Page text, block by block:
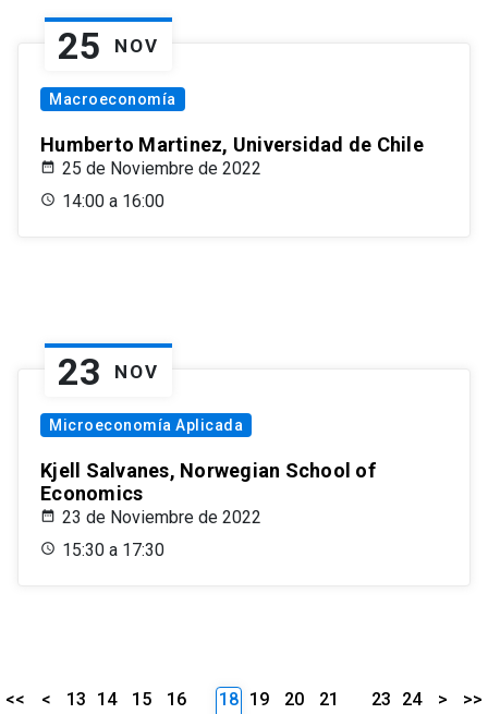
25 NOV
Macroeconomía
Humberto Martinez, Universidad de Chile
25 de Noviembre de 2022
14:00 a 16:00
23 NOV
Microeconomía Aplicada
Kjell Salvanes, Norwegian School of
Economics
23 de Noviembre de 2022
15:30 a 17:30
<< < 13 14 15
16
18 19 20
21
23 24 > >>